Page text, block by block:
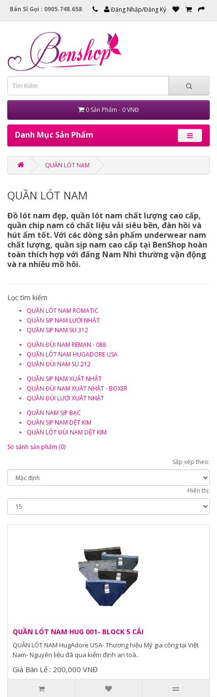
Bán Sỉ Gọi : 0905.748.658 Đăng Nhập/Đăng Ký
0 Sản Phẩm - 0 VNĐ
Danh Mục Sản Phẩm
QUẦN LÓT NAM
QUẦN LÓT NAM
Đồ lót nam đẹp, quần lót nam chất lượng cao cấp,
quần chip nam có chất liệu vải siêu bền, đàn hồi và
hút ẩm tốt. Với các dòng sản phẩm underwear nam
chất lượng, quần sịp nam cao cấp tại BenShop hoàn
toàn thích hợp với đấng Nam Nhi thường vận động
và ra nhiều mồ hôi.
Lọc tìm kiếm
QUẦN LÓT NAM ROMATIC
QUẦN SỊP NAM LƯỚI NHẬT
QUẦN SỊP NAM SU 312
QUẦN ĐÙI NAM REMAN - 088
QUẦN LÓT NAM HUGADORE USA
QUẦN ĐÙI NAM SU 212
QUẦN SỊP NAM XUẤT NHẬT
QUẦN ĐÙI NAM XUẤT NHẬT - BOXER
QUẦN ĐÙI LƯỚI XUẤT NHẬT
QUẦN NAM SỊP BẠC
QUẦN SỊP NAM DỆT KIM
QUẦN LÓT ĐÙI NAM DỆT KIM
So sánh sản phẩm (0)
Sắp xếp theo:
Hiển thị:
QUẦN LÓT NAM HUG 001- BLOCK 5 CÁI
QUẦN LÓT NAM HugAdore USA- Thương hiệu Mỹ gia công tại Việt
Nam- Nguyên liệu đã qua kiểm định an toà..
Giá Bán Lẻ : 200,000 VNĐ